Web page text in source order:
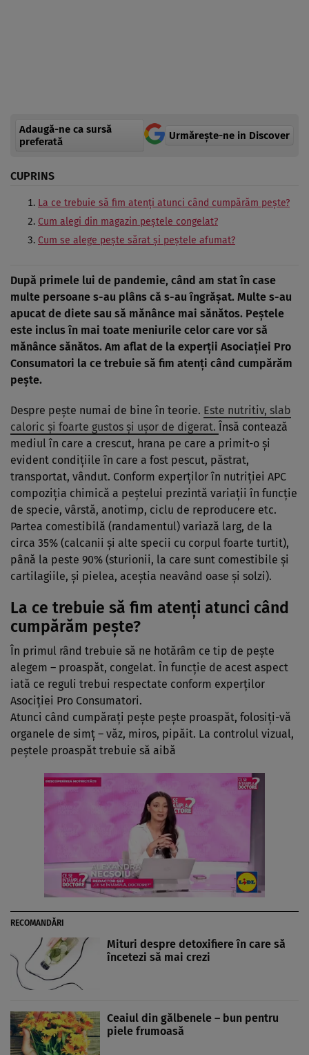
Adaugă-ne ca sursă
preferată
Urmărește-ne in Discover
CUPRINS
La ce trebuie să fim atenţi atunci când cumpărăm peşte?
Cum alegi din magazin peştele congelat?
Cum se alege peşte sărat şi peştele afumat?
După primele lui de pandemie, când am stat în case
multe persoane s-au plâns că s-au îngrăşat. Multe s-au
apucat de diete sau să mănânce mai sănătos. Peştele
este inclus în mai toate meniurile celor care vor să
mănânce sănătos. Am aflat de la experţii Asociaţiei Pro
Consumatori la ce trebuie să fim atenţi când cumpărăm
peşte.
Despre peşte numai de bine în teorie. Este nutritiv, slab
caloric şi foarte gustos şi uşor de digerat. Însă contează
mediul în care a crescut, hrana pe care a primit-o şi
evident condiţiile în care a fost pescut, păstrat,
transportat, vândut. Conform experţilor în nutriţiei APC
compoziţia chimică a peştelui prezintă variaţii în funcţie
de specie, vârstă, anotimp, ciclu de reproducere etc.
Partea comestibilă (randamentul) variază larg, de la
circa 35% (calcanii şi alte specii cu corpul foarte turtit),
până la peste 90% (sturionii, la care sunt comestibile şi
cartilagiile, şi pielea, aceştia neavând oase şi solzi).
La ce trebuie să fim atenţi atunci când
cumpărăm peşte?
În primul rând trebuie să ne hotărâm ce tip de peşte
alegem – proaspăt, congelat. În funcţie de acest aspect
iată ce reguli trebui respectate conform experţilor
Asociţiei Pro Consumatori.
Atunci când cumpăraţi peşte peşte proaspăt, folosiţi-vă
organele de simţ – văz, miros, pipăit. La controlul vizual,
peştele proaspăt trebuie să aibă
RECOMANDĂRI
Mituri despre detoxifiere în care să
încetezi să mai crezi
Ceaiul din gălbenele – bun pentru
piele frumoasă